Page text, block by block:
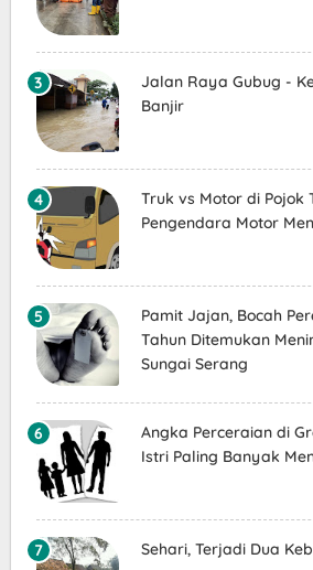
Jalan Raya Gubug -
Banjir
Truk vs Motor di Pojok
Pengendara Motor
Pamit Jajan, Bocah
Tahun Ditemukan
Sungai Serang
Angka Perceraian di
Istri Paling Banyak
Sehari, Terjadi Dua